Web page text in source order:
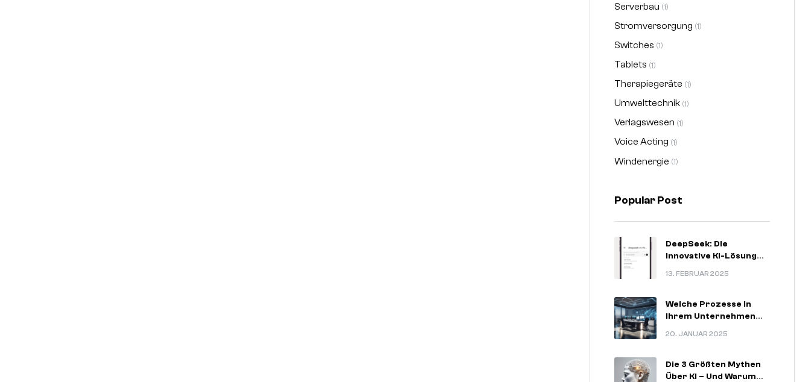
Serverbau (1)
Stromversorgung (1)
Switches (1)
Tablets (1)
Therapiegeräte (1)
Umwelttechnik (1)
Verlagswesen (1)
Voice Acting (1)
Windenergie (1)
Popular Post
13. FEBRUAR 2025
DeepSeek: Die
Innovative KI-Lösung
20. JANUAR 2025
Welche Prozesse In
Ihrem Unternehmen
Die 3 Größten Mythen
Über KI – Und Warum